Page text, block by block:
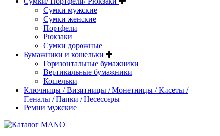
Сумки мужские
Сумки женские
Портфели
Рюкзаки
Сумки дорожные
Бумажники и кошельки
Горизонтальные бумажники
Вертикальные бумажники
Кошельки
Ключницы / Визитницы / Монетницы / Кисеты /
Пеналы / Папки / Несессеры
Ремни мужские